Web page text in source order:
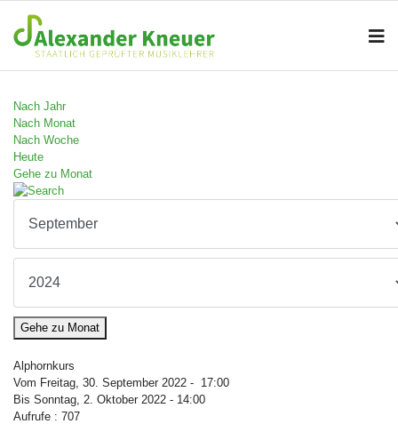
Nach Jahr
Nach Monat
Nach Woche
Heute
Gehe zu Monat
Gehe zu Monat
Alphornkurs
Vom Freitag, 30. September 2022 - 17:00
Bis Sonntag, 2. Oktober 2022 - 14:00
Aufrufe : 707